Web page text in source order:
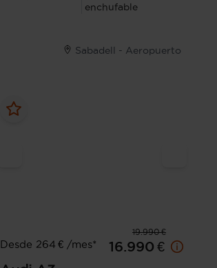
enchufable
Sabadell - Aeropuerto
19.990 €
Desde 264 € /mes*
16.990 €